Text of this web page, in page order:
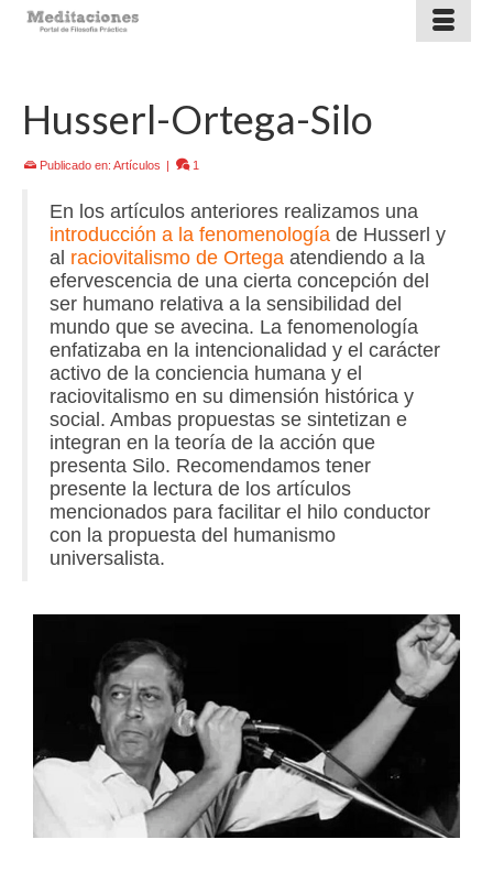
Husserl-Ortega-Silo
Publicado en: Artículos | 1
En los artículos anteriores realizamos una
introducción a la fenomenología de Husserl y
al raciovitalismo de Ortega atendiendo a la
efervescencia de una cierta concepción del
ser humano relativa a la sensibilidad del
mundo que se avecina. La fenomenología
enfatizaba en la intencionalidad y el carácter
activo de la conciencia humana y el
raciovitalismo en su dimensión histórica y
social. Ambas propuestas se sintetizan e
integran en la teoría de la acción que
presenta Silo. Recomendamos tener
presente la lectura de los artículos
mencionados para facilitar el hilo conductor
con la propuesta del humanismo
universalista.